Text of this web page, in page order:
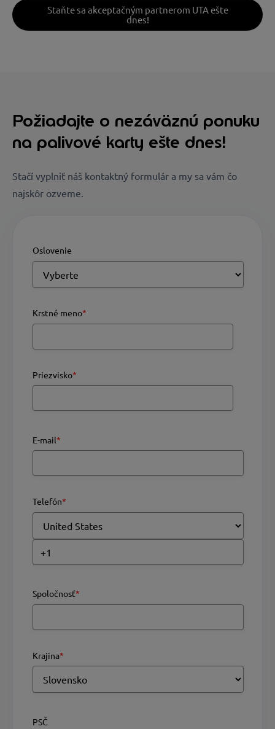
Staňte sa akceptačným partnerom UTA ešte
dnes!
Požiadajte o nezáväznú ponuku
na palivové karty ešte dnes!
Stačí vyplniť náš kontaktný formulár a my sa vám čo
najskôr ozveme.
Oslovenie
Krstné meno*
Priezvisko*
E-mail*
Telefón*
Spoločnosť*
Krajina*
PSČ